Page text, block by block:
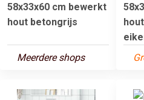
58x33x60 cm bewerkt
hout betongrijs
Meerdere shops